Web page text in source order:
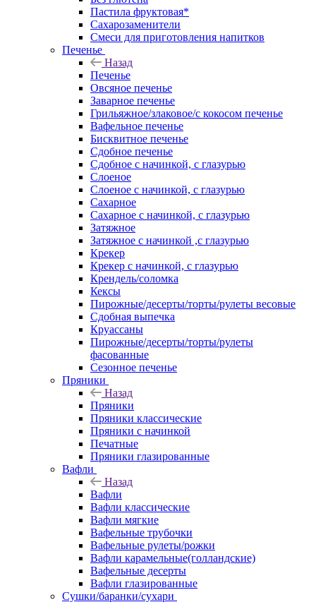
Пастила фруктовая*
Сахарозаменители
Смеси для приготовления напитков
Печенье
Назад
Печенье
Овсяное печенье
Заварное печенье
Грильяжное/злаковое/с кокосом печенье
Вафельное печенье
Бисквитное печенье
Сдобное печенье
Сдобное с начинкой, с глазурью
Слоеное
Слоеное с начинкой, с глазурью
Сахарное
Сахарное с начинкой, с глазурью
Затяжное
Затяжное с начинкой ,с глазурью
Крекер
Крекер с начинкой, с глазурью
Крендель/соломка
Кексы
Пирожные/десерты/торты/рулеты весовые
Сдобная выпечка
Круассаны
Пирожные/десерты/торты/рулеты
фасованные
Сезонное печенье
Пряники
Назад
Пряники
Пряники классические
Пряники с начинкой
Печатные
Пряники глазированные
Вафли
Назад
Вафли
Вафли классические
Вафли мягкие
Вафельные трубочки
Вафельные рулеты/рожки
Вафли карамельные(голландские)
Вафельные десерты
Вафли глазированные
Сушки/баранки/сухари